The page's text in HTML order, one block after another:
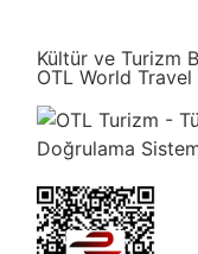
Kültür ve Turizm
OTL World Travel